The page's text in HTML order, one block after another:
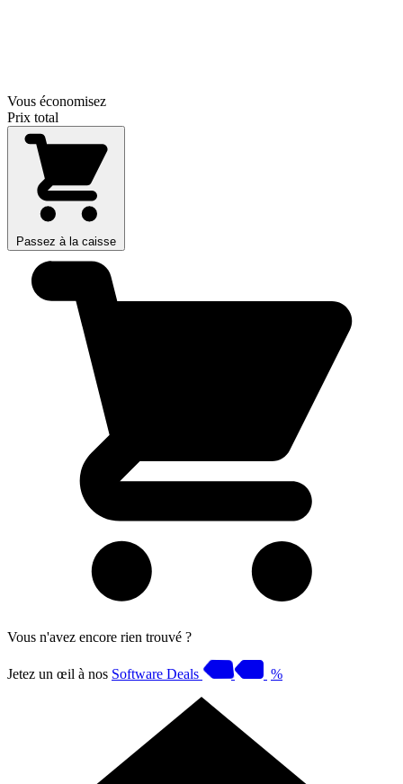
Vous économisez
Prix total
Passez à la caisse
Vous n'avez encore rien trouvé ?
Jetez un œil à nos Software Deals %